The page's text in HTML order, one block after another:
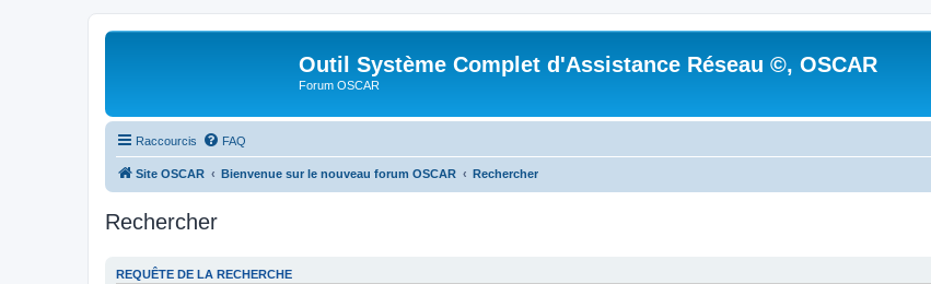
Outil Système Complet d'Assistance Réseau ©, OSCAR
Forum OSCAR
Raccourcis FAQ
Site OSCAR Bienvenue sur le nouveau forum OSCAR Rechercher
Rechercher
REQUÊTE DE LA RECHERCHE